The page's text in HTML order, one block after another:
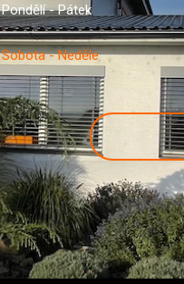
Pondělí - Pátek
Sobota - Neděle